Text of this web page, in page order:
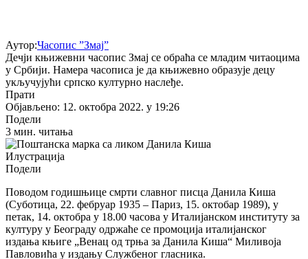
Аутор:Часопис ”Змај”
Дечји књижевни часопис Змај се обраћа се младим читаоцима
у Србији. Намера часописа је да књижевно образује децу
укључујући српско културно наслеђе.
Прати
Објављено: 12. октобра 2022. у 19:26
Подели
3 мин. читања
Илустрација
Подели
Поводом годишњице смрти славног писца Данила Киша
(Суботица, 22. фебруар 1935 – Париз, 15. октобар 1989), у
петак, 14. октобра у 18.00 часова у Италијанском институту за
културу у Београду одржаће се промоција италијанског
издања књиге „Венац од трња за Данила Киша“ Миливоја
Павловића у издању Службеног гласника.